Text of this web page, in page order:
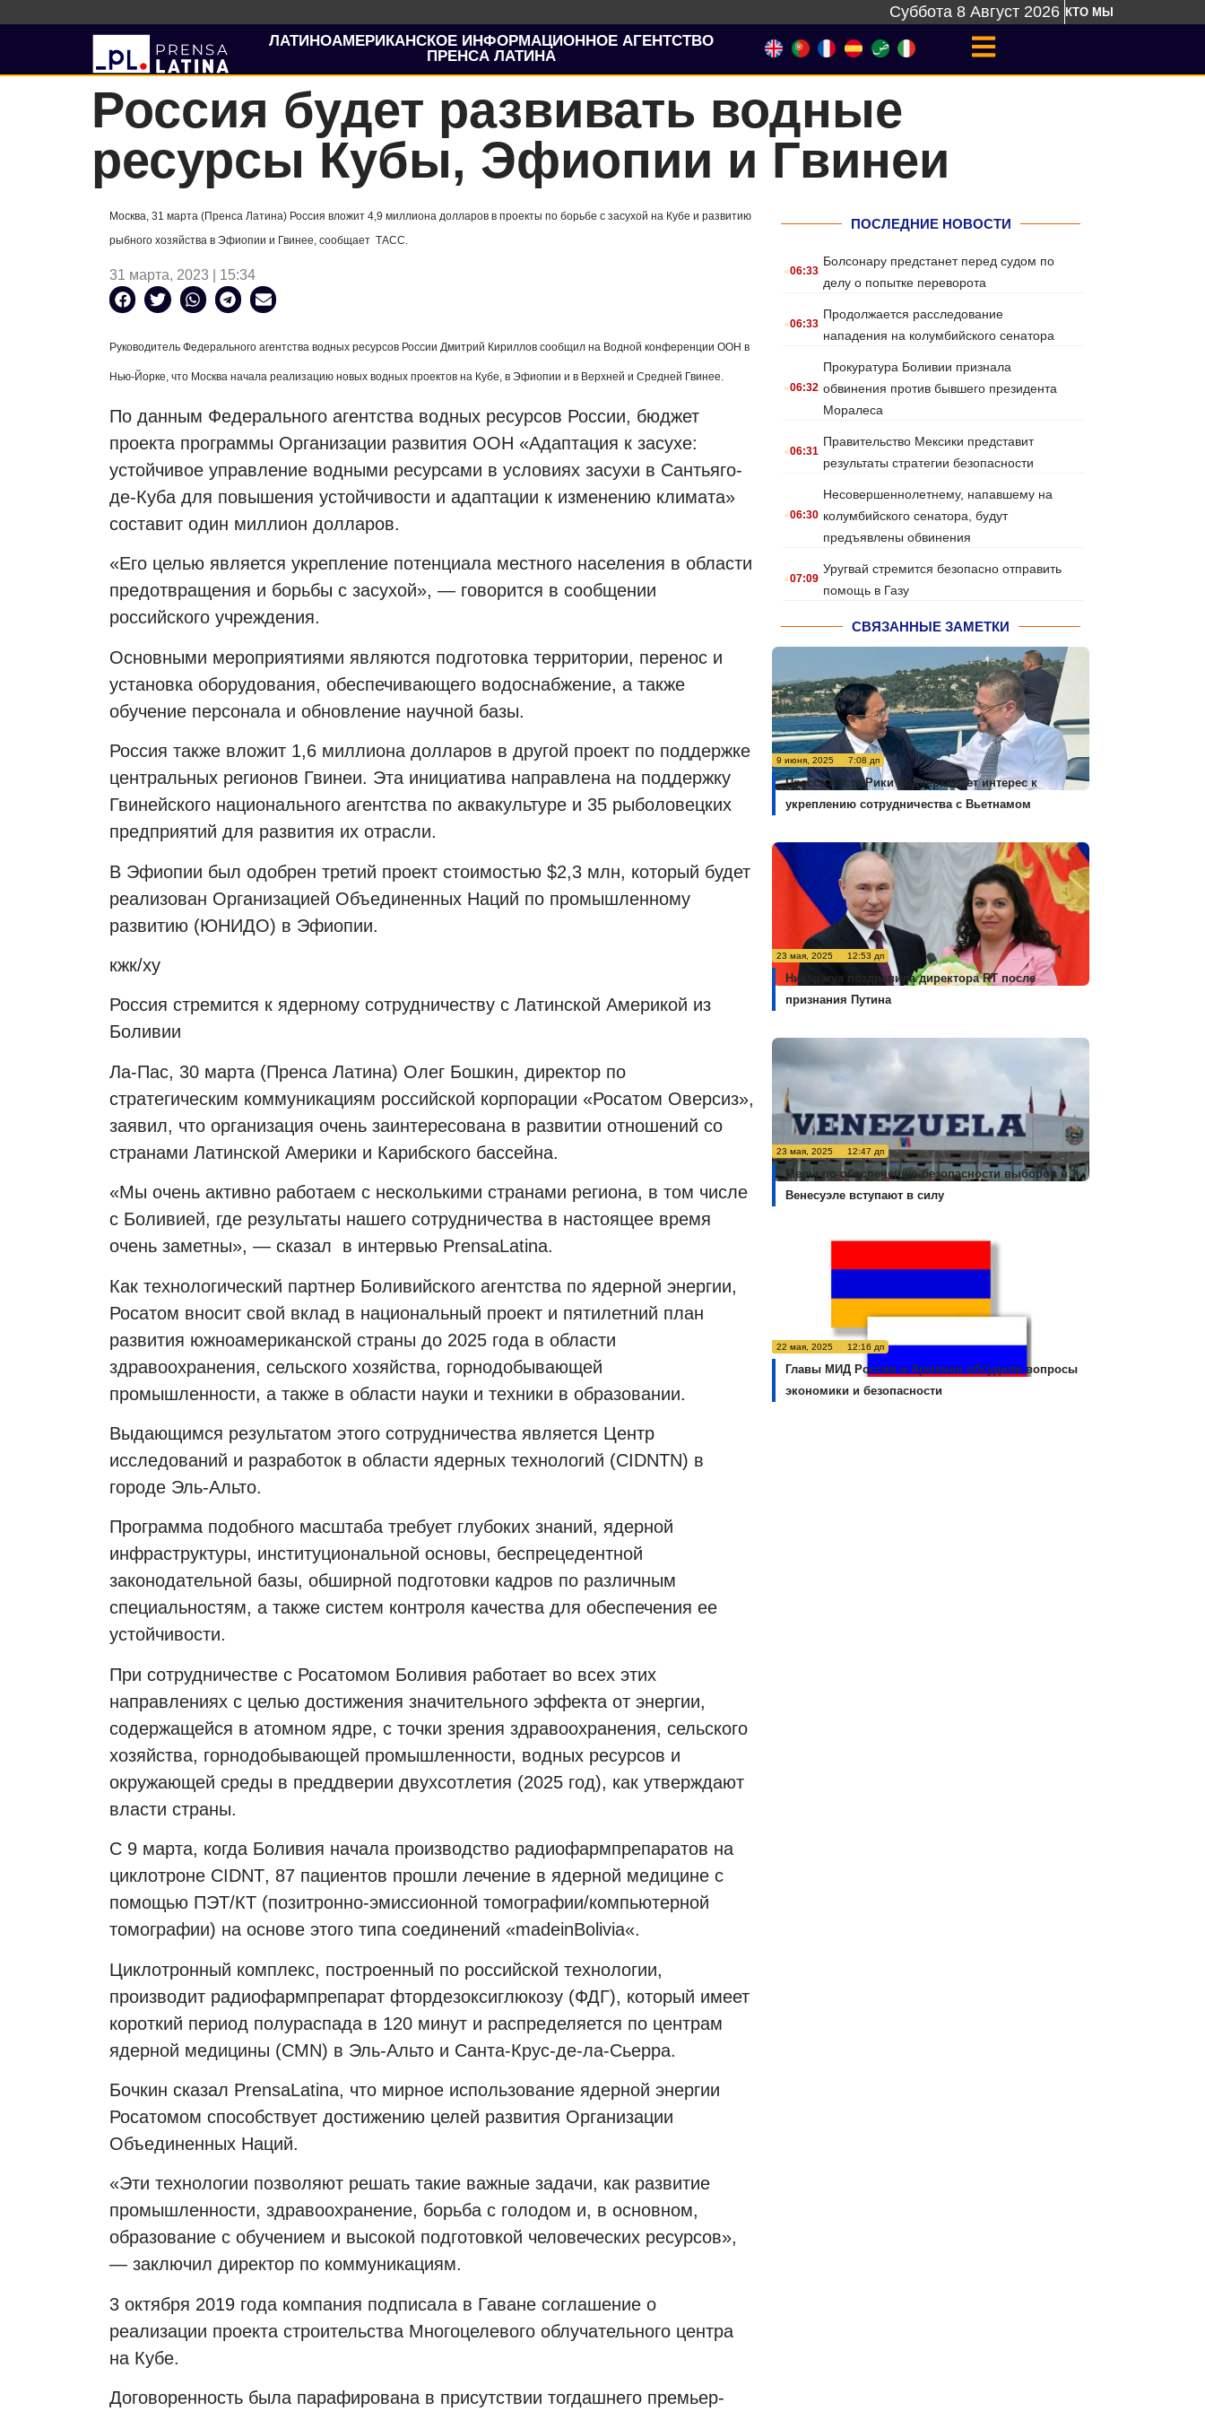
Суббота 8 Август 2026 КТО МЫ
ЛАТИНОАМЕРИКАНСКОЕ ИНФОРМАЦИОННОЕ АГЕНТСТВО
ПРЕНСА ЛАТИНА
Россия будет развивать водные
ресурсы Кубы, Эфиопии и Гвинеи
Москва, 31 марта (Пренса Латина) Россия вложит 4,9 миллиона долларов в проекты по борьбе с засухой на Кубе и развитию
рыбного хозяйства в Эфиопии и Гвинее, сообщает ТАСС.
31 марта, 2023 | 15:34
Руководитель Федерального агентства водных ресурсов России Дмитрий Кириллов сообщил на Водной конференции ООН в
Нью-Йорке, что Москва начала реализацию новых водных проектов на Кубе, в Эфиопии и в Верхней и Средней Гвинее.
По данным Федерального агентства водных ресурсов России, бюджет
проекта программы Организации развития ООН «Адаптация к засухе:
устойчивое управление водными ресурсами в условиях засухи в Сантьяго-
де-Куба для повышения устойчивости и адаптации к изменению климата»
составит один миллион долларов.
«Его целью является укрепление потенциала местного населения в области
предотвращения и борьбы с засухой», — говорится в сообщении
российского учреждения.
Основными мероприятиями являются подготовка территории, перенос и
установка оборудования, обеспечивающего водоснабжение, а также
обучение персонала и обновление научной базы.
Россия также вложит 1,6 миллиона долларов в другой проект по поддержке
центральных регионов Гвинеи. Эта инициатива направлена на поддержку
Гвинейского национального агентства по аквакультуре и 35 рыболовецких
предприятий для развития их отрасли.
В Эфиопии был одобрен третий проект стоимостью $2,3 млн, который будет
реализован Организацией Объединенных Наций по промышленному
развитию (ЮНИДО) в Эфиопии.
кжк/ху
Россия стремится к ядерному сотрудничеству с Латинской Америкой из
Боливии
Ла-Пас, 30 марта (Пренса Латина) Олег Бошкин, директор по
стратегическим коммуникациям российской корпорации «Росатом Оверсиз»,
заявил, что организация очень заинтересована в развитии отношений со
странами Латинской Америки и Карибского бассейна.
«Мы очень активно работаем с несколькими странами региона, в том числе
с Боливией, где результаты нашего сотрудничества в настоящее время
очень заметны», — сказал
в интервью PrensaLatina.
Как технологический партнер Боливийского агентства по ядерной энергии,
Росатом вносит свой вклад в национальный проект и пятилетний план
развития южноамериканской страны до 2025 года в области
здравоохранения, сельского хозяйства, горнодобывающей
промышленности, а также в области науки и техники в образовании.
Выдающимся результатом этого сотрудничества является Центр
исследований и разработок в области ядерных технологий (CIDNTN) в
городе Эль-Альто.
Программа подобного масштаба требует глубоких знаний, ядерной
инфраструктуры, институциональной основы, беспрецедентной
законодательной базы, обширной подготовки кадров по различным
специальностям, а также систем контроля качества для обеспечения ее
устойчивости.
При сотрудничестве с Росатомом Боливия работает во всех этих
направлениях с целью достижения значительного эффекта от энергии,
содержащейся в атомном ядре, с точки зрения здравоохранения, сельского
хозяйства, горнодобывающей промышленности, водных ресурсов и
окружающей среды в преддверии двухсотлетия (2025 год), как утверждают
власти страны.
С 9 марта, когда Боливия начала производство радиофармпрепаратов на
циклотроне CIDNT, 87 пациентов прошли лечение в ядерной медицине с
помощью ПЭТ/КТ (позитронно-эмиссионной томографии/компьютерной
томографии) на основе этого типа соединений «madeinBolivia«.
Циклотронный комплекс, построенный по российской технологии,
производит радиофармпрепарат фтордезоксиглюкозу (ФДГ), который имеет
короткий период полураспада в 120 минут и распределяется по центрам
ядерной медицины (CMN) в Эль-Альто и Санта-Крус-де-ла-Сьерра.
Бочкин сказал PrensaLatina, что мирное использование ядерной энергии
Росатомом способствует достижению целей развития Организации
Объединенных Наций.
«Эти технологии позволяют решать такие важные задачи, как развитие
промышленности, здравоохранение, борьба с голодом и, в основном,
образование с обучением и высокой подготовкой человеческих ресурсов»,
— заключил директор по коммуникациям.
3 октября 2019 года компания подписала в Гаване соглашение о
реализации проекта строительства Многоцелевого облучательного центра
на Кубе.
Договоренность была парафирована в присутствии тогдашнего премьер-
ПОСЛЕДНИЕ НОВОСТИ
.06:33
Болсонару предстанет перед судом по
делу о попытке переворота
.06:33
Продолжается расследование
нападения на колумбийского сенатора
.06:32
Прокуратура Боливии признала
обвинения против бывшего президента
Моралеса
.06:31
Правительство Мексики представит
результаты стратегии безопасности
.06:30
Несовершеннолетнему, напавшему на
колумбийского сенатора, будут
предъявлены обвинения
.07:09
Уругвай стремится безопасно отправить
помощь в Газу
СВЯЗАННЫЕ ЗАМЕТКИ
9 июня, 2025 7:08 дп
Пресса Коста-Рики подчеркивает интерес к
укреплению сотрудничества с Вьетнамом
23 мая, 2025 12:53 дп
Никарагуа поздравила директора RT после
признания Путина
23 мая, 2025 12:47 дп
Меры по обеспечению безопасности выборов в
Венесуэле вступают в силу
22 мая, 2025 12:16 дп
Главы МИД России и Армении обсудили вопросы
экономики и безопасности